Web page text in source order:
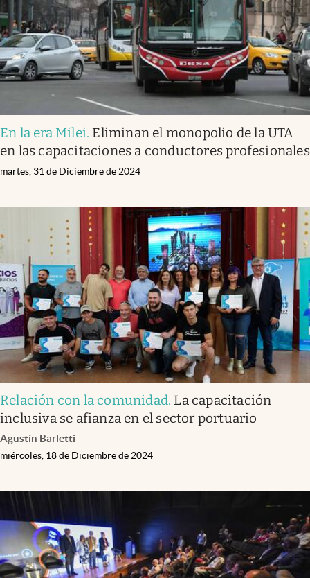
En la era Milei. Eliminan el monopolio de la UTA
en las capacitaciones a conductores profesionales
martes, 31 de Diciembre de 2024
Relación con la comunidad. La capacitación
inclusiva se afianza en el sector portuario
Agustín Barletti
miércoles, 18 de Diciembre de 2024